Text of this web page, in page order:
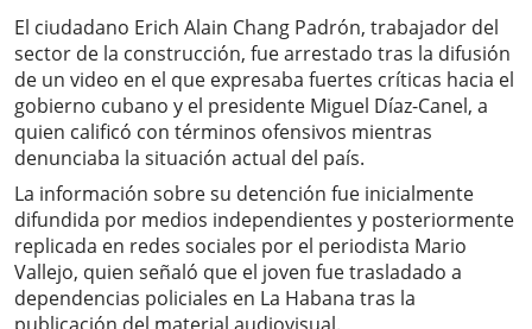
El ciudadano Erich Alain Chang Padrón, trabajador del
sector de la construcción, fue arrestado tras la difusión
de un video en el que expresaba fuertes críticas hacia el
gobierno cubano y el presidente Miguel Díaz-Canel, a
quien calificó con términos ofensivos mientras
denunciaba la situación actual del país.
La información sobre su detención fue inicialmente
difundida por medios independientes y posteriormente
replicada en redes sociales por el periodista Mario
Vallejo, quien señaló que el joven fue trasladado a
dependencias policiales en La Habana tras la